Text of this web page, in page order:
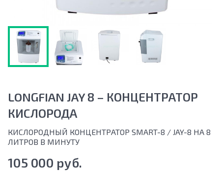
LONGFIAN JAY 8 – КОНЦЕНТРАТОР
КИСЛОРОДА
КИСЛОРОДНЫЙ КОНЦЕНТРАТОР SMART-8 / JAY-8 НА 8
ЛИТРОВ В МИНУТУ
105 000 руб.